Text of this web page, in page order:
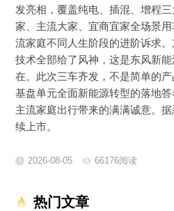
发亮相，覆盖纯电、插混、增程
家、主流大家、宜商宜家全场景
流家庭不同人生阶段的进阶诉求
技术全部给了风神，这是东风新能
在。此次三车齐发，不是简单的
基盘单元全面新能源转型的落地
主流家庭出行带来的满满诚意。
续上市。
2026-08-05 66176阅读
热门文章